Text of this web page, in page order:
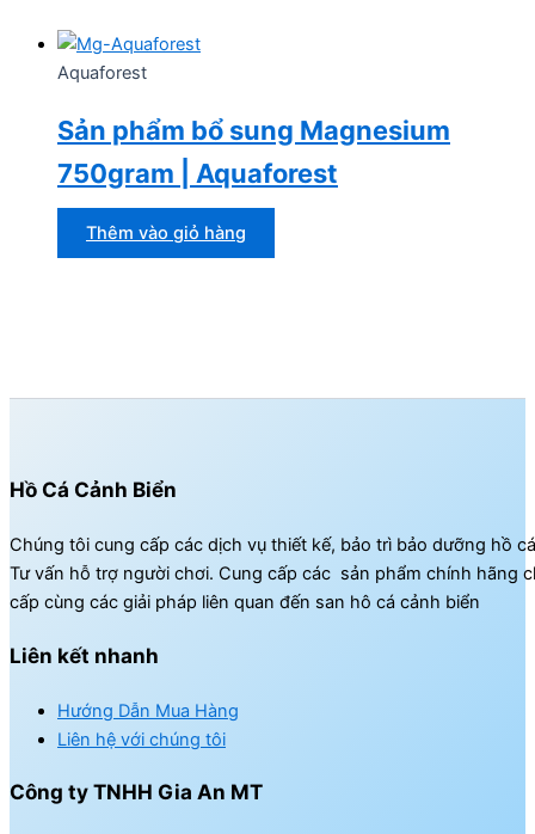
Aquaforest
Sản phẩm bổ sung Magnesium
750gram | Aquaforest
Thêm vào giỏ hàng
Hồ Cá Cảnh Biển
Chúng tôi cung cấp các dịch vụ thiết kế, bảo trì bảo dưỡng hồ
Tư vấn hỗ trợ người chơi. Cung cấp các sản phẩm chính hãng
cấp cùng các giải pháp liên quan đến san hô cá cảnh biển
Liên kết nhanh
Hướng Dẫn Mua Hàng
Liên hệ với chúng tôi
Công ty TNHH Gia An MT